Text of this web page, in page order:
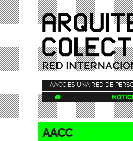
AACC ES UNA RED DE

AACC